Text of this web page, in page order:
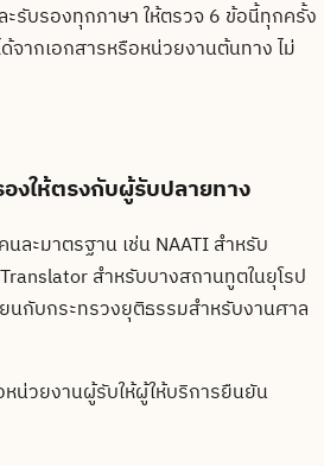
รับรองทุกภาษา ให้ตรวจ 6 ข้อนี้ทุกครั้ง
ากเอกสารหรือหน่วยงานต้นทาง ไม่
งให้ตรงกับผู้รับปลายทาง
ละมาตรฐาน เช่น NAATI สำหรับ
สำหรับบางสถานทูตในยุโรป
นกับกระทรวงยุติธรรมสำหรับงานศาล
หน่วยงานผู้รับให้ผู้ให้บริการยืนยัน